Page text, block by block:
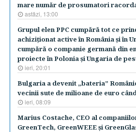
mare număr de prosumatori
astăzi, 13:00
Grupul elen PPC cumpără tot ce
achiziţionat active în România şi în
cumpără o companie germană din
proiecte în Polonia şi Ungaria de
ieri, 20:01
Bulgaria a devenit „bateria”
vecinii sute de milioane de euro
ieri, 08:09
Marius Costache, CEO al
GreenTech, GreenWEEE şi